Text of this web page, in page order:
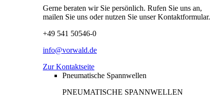
Gerne beraten wir Sie persönlich. Rufen Sie uns an,
mailen Sie uns oder nutzen Sie unser Kontaktformular.
+49 541 50546-0
info@vorwald.de
Zur Kontaktseite
Pneumatische Spannwellen
PNEUMATISCHE SPANNWELLEN